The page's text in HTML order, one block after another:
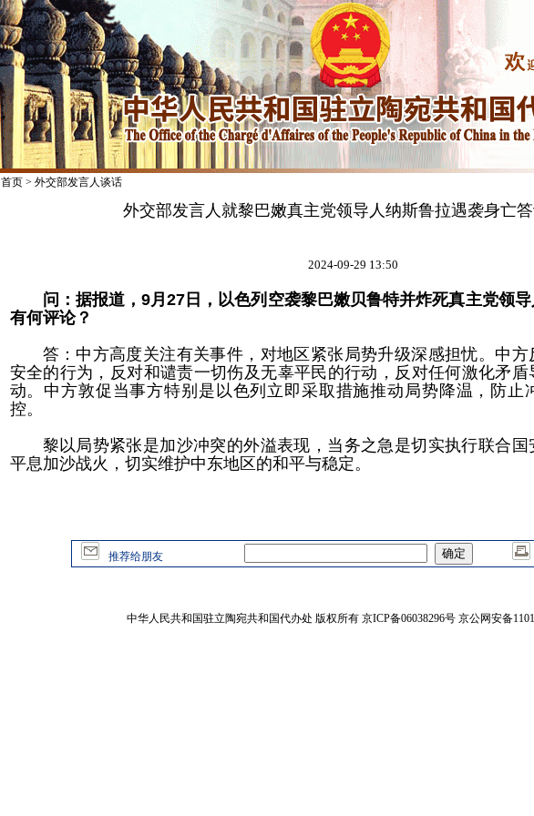
首页> 外交部发言人谈话
外交部发言人就黎巴嫩真主党领导人纳斯鲁拉遇袭身亡
2024-09-29 13:50
问：据报道，9月27日，以色列空袭黎巴嫩贝鲁特并炸死真主党领
有何评论？
答：中方高度关注有关事件，对地区紧张局势升级深感担忧。中方
安全的行为，反对和谴责一切伤及无辜平民的行动，反对任何激化矛
动。中方敦促当事方特别是以色列立即采取措施推动局势降温，防止
控。
黎以局势紧张是加沙冲突的外溢表现，当务之急是切实执行联合
平息加沙战火，切实维护中东地区的和平与稳定。
推荐给朋友
中华人民共和国驻立陶宛共和国代办处 版权所有 京ICP备06038296号 京公网安备